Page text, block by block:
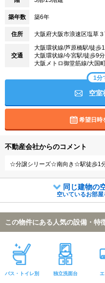
築年数 築6年
住所 大阪府大阪市浪速区塩草３
交通
大阪環状線/芦原橋駅/徒歩
大阪環状線/今宮駅/徒歩9分
大阪メトロ御堂筋線/大国
1分
空室
希望日時
不動産会社からのコメント
☆分譲シリーズ☆南向き☆駅徒歩1
同じ建物の
空いているお部屋
この物件にある人気の設備・特
バス・トイレ別 独立洗面台